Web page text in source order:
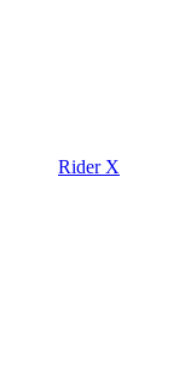
Rider X